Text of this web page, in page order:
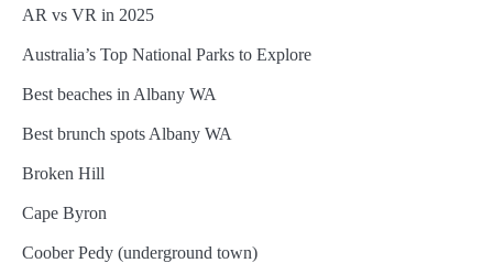
AR vs VR in 2025
Australia’s Top National Parks to Explore
Best beaches in Albany WA
Best brunch spots Albany WA
Broken Hill
Cape Byron
Coober Pedy (underground town)